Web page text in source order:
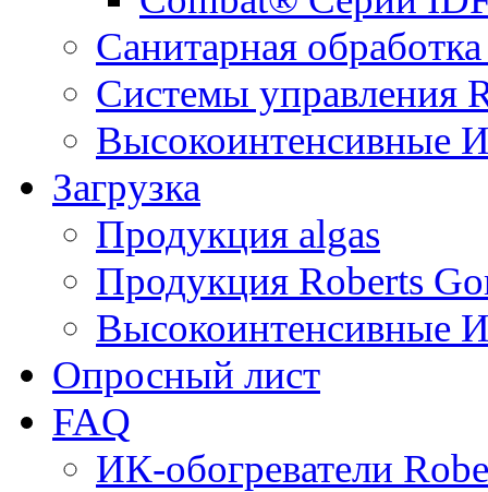
Санитарная
Системы управления
Высокоинтенсивные
Загрузка
Продукция algas
Продукция Roberts
Высокоинтенсивные
Опросный лист
FAQ
ИК-обогреватели